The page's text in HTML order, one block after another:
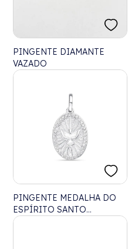
PINGENTE DIAMANTE
VAZADO
PINGENTE MEDALHA DO
ESPÍRITO SANTO
CRAVEJADA COM